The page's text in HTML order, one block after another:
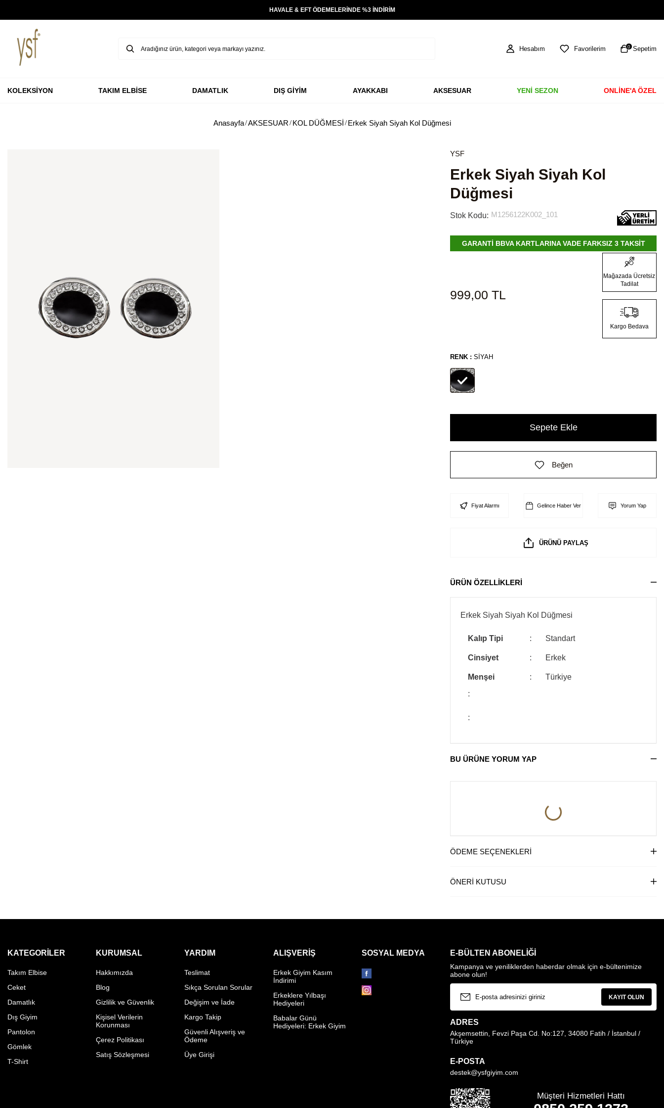
HAVALE & EFT ÖDEMELERİNDE %3 İNDİRİM
Hesabım Favorilerim 0 Sepetim
KOLEKSİYON TAKIM ELBİSE DAMATLIK DIŞ GİYİM AYAKKABI AKSESUAR YENİ SEZON ONLİNE'A ÖZEL
Anasayfa AKSESUAR KOL DÜĞMESİ Erkek Siyah Siyah Kol Düğmesi
YSF
Erkek Siyah Siyah Kol
Düğmesi
Stok Kodu: M1256122K002_101
GARANTİ BBVA KARTLARINA VADE FARKSIZ 3 TAKSİT
999,00 TL
Mağazada Ücretsiz
Tadilat
Kargo Bedava
RENK : SIYAH
Sepete Ekle
Beğen
Fiyat Alarmı Gelince Haber Ver Yorum Yap
ÜRÜNÜ PAYLAŞ
ÜRÜN ÖZELLİKLERİ
Erkek Siyah Siyah Kol Düğmesi
Kalıp Tipi : Standart
Cinsiyet : Erkek
Menşei :
Türkiye
:
:
BU ÜRÜNE YORUM YAP
ÖDEME SEÇENEKLERI
ÖNERI KUTUSU
KATEGORILER
Takım Elbise
Ceket
Damatlık
Dış Giyim
Pantolon
Gömlek
T-Shirt
KURUMSAL
Hakkımızda
Blog
Gizlilik ve Güvenlik
Kişisel Verilerin
Korunması
Çerez Politikası
Satış Sözleşmesi
YARDIM
Teslimat
Sıkça Sorulan Sorular
Değişim ve İade
Kargo Takip
Güvenli Alışveriş ve
Ödeme
Üye Girişi
ALIŞVERIŞ
Erkek Giyim Kasım
İndirimi
Erkeklere Yılbaşı
Hediyeleri
Babalar Günü
Hediyeleri: Erkek Giyim
SOSYAL MEDYA E-BÜLTEN ABONELIĞI
Kampanya ve yeniliklerden haberdar olmak için e-bültenimize
abone olun!
KAYIT OLUN
ADRES
Akşemsettin, Fevzi Paşa Cd. No:127, 34080 Fatih / İstanbul /
Türkiye
E-POSTA
destek@ysfgiyim.com
Müşteri Hizmetleri Hattı